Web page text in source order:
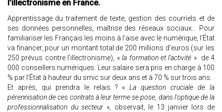
l'illectronisme en France.
Apprentissage du traitement de texte, gestion des courriels et de
ses données personnelles, maîtrise des réseaux sociaux… Pour
familiariser les Français les moins à l’aise avec le numérique, l’État
va financer, pour un montant total de 200 millions d’euros (sur les
250 prévus contre l’illectronisme), «la formation et l’activité » de 4
000 conseillers numériques. Leur salaire sera pris en charge à 100
% par l’État à hauteur du smic sur deux ans et à 70 % sur trois ans.
Et après, qui prendra le relais ? «La question cruciale de la
pérennisation de ces contrats à leur terme se pose, dans l'optique de la
professionnalisation du secteur », observait, le 13 janvier lors de